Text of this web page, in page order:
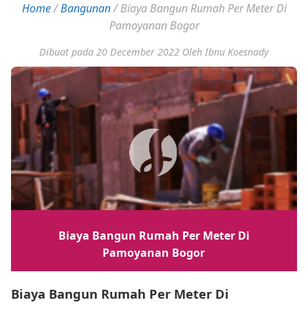
Home/Bangunan/Biaya Bangun Rumah Per Meter Di
Pamoyanan Bogor
Dibuat pada 20 December 2022 Oleh Ibnu Koesnady
Biaya Bangun Rumah Per Meter Di
Pamoyanan Bogor
Biaya Bangun Rumah Per Meter Di